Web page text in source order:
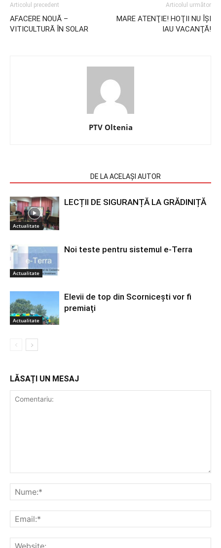
Articolul precedent
AFACERE NOUĂ –
VITICULTURĂ ÎN SOLAR
Articolul următor
MARE ATENŢIE! HOŢII NU ÎŞI
IAU VACANŢĂ!
PTV Oltenia
DE LA ACELAȘI AUTOR
Actualitate
LECȚII DE SIGURANȚĂ LA GRĂDINIȚĂ
Actualitate
Noi teste pentru sistemul e-Terra
Actualitate
Elevii de top din Scornicești vor fi
premiați
LĂSAȚI UN MESAJ